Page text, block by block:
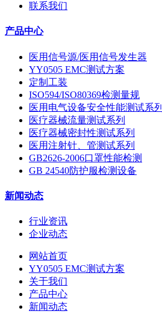
联系我们
产品中心
医用信号源/医用信号发生器
YY0505 EMC测试方案
定制工装
ISO594/ISO80369检测量规
医用电气设备安全性能测试系列
医疗器械流量测试系列
医疗器械密封性测试系列
医用注射针、管测试系列
GB2626-2006口罩性能检测
GB 24540防护服检测设备
新闻动态
行业资讯
企业动态
网站首页
YY0505 EMC测试方案
关于我们
产品中心
新闻动态